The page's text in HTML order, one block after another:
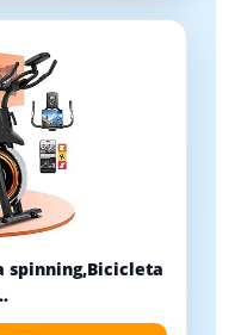
spinning,Bicicleta